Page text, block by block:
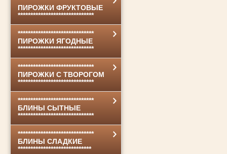
ПИРОЖКИ ФРУКТОВЫЕ
******************************
******************************
ПИРОЖКИ ЯГОДНЫЕ
******************************
******************************
ПИРОЖКИ С ТВОРОГОМ
******************************
******************************
БЛИНЫ СЫТНЫЕ
******************************
******************************
БЛИНЫ СЛАДКИЕ
*****************************